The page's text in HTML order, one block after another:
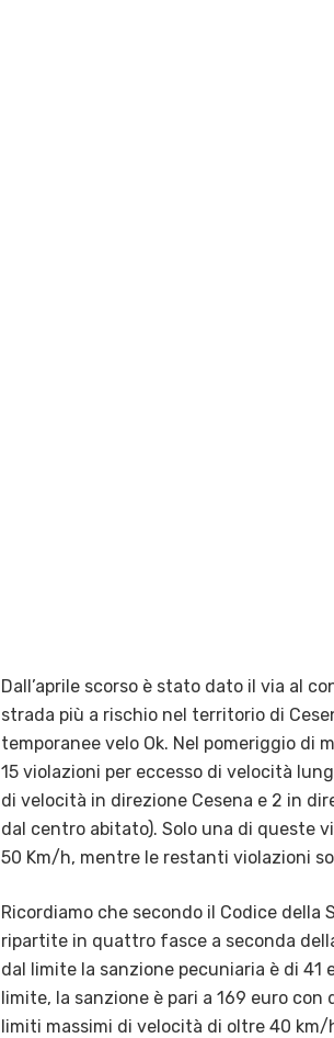
Dall’aprile scorso è stato dato il via al
strada più a rischio nel territorio di
temporanee velo Ok. Nel pomeriggio
15 violazioni per eccesso di velocità
di velocità in direzione Cesena e 2 in
dal centro abitato). Solo una di queste
50 Km/h, mentre le restanti violazioni
Ricordiamo che secondo il Codice della
ripartite in quattro fasce a seconda
dal limite la sanzione pecuniaria è di
limite, la sanzione è pari a 169 euro
limiti massimi di velocità di oltre 40 km/